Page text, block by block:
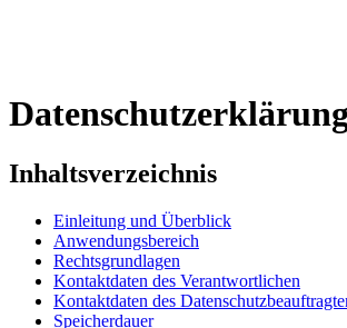
Inhaltsverzeichnis
Einleitung und Überblick
Anwendungsbereich
Rechtsgrundlagen
Kontaktdaten des Verantwortlichen
Kontaktdaten des
Speicherdauer